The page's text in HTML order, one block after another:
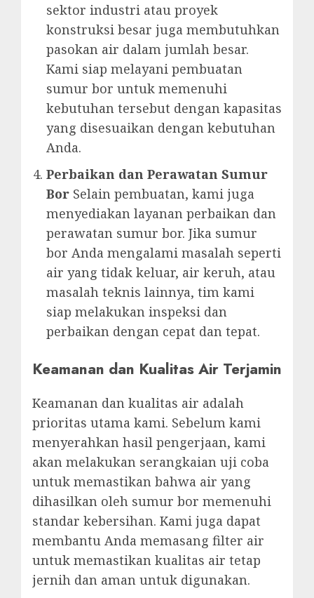
sektor industri atau proyek
konstruksi besar juga membutuhkan
pasokan air dalam jumlah besar.
Kami siap melayani pembuatan
sumur bor untuk memenuhi
kebutuhan tersebut dengan kapasitas
yang disesuaikan dengan kebutuhan
Anda.
Perbaikan dan Perawatan Sumur
Bor Selain pembuatan, kami juga
menyediakan layanan perbaikan dan
perawatan sumur bor. Jika sumur
bor Anda mengalami masalah seperti
air yang tidak keluar, air keruh, atau
masalah teknis lainnya, tim kami
siap melakukan inspeksi dan
perbaikan dengan cepat dan tepat.
Keamanan dan Kualitas Air Terjamin
Keamanan dan kualitas air adalah
prioritas utama kami. Sebelum kami
menyerahkan hasil pengerjaan, kami
akan melakukan serangkaian uji coba
untuk memastikan bahwa air yang
dihasilkan oleh sumur bor memenuhi
standar kebersihan. Kami juga dapat
membantu Anda memasang filter air
untuk memastikan kualitas air tetap
jernih dan aman untuk digunakan.